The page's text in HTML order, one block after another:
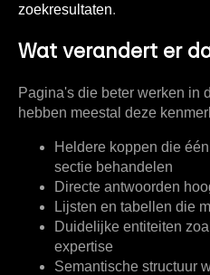
zoekresultaten.
Wat verandert er
Pagina's die beter werken in
hebben meestal deze
Heldere koppen die
sectie behandelen
Directe antwoorden
Lijsten en tabellen die
Duidelijke entiteiten
expertise
Semantische structuur